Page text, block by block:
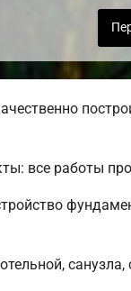
все работы